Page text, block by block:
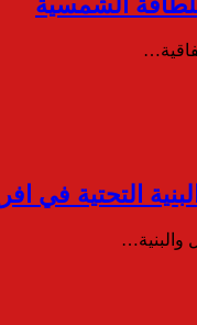
التحتية في